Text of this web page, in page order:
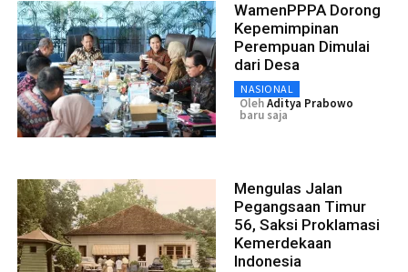
WamenPPPA Dorong
Kepemimpinan
Perempuan Dimulai
dari Desa
NASIONAL
OlehAditya Prabowo
baru saja
Mengulas Jalan
Pegangsaan Timur
56, Saksi Proklamasi
Kemerdekaan
Indonesia